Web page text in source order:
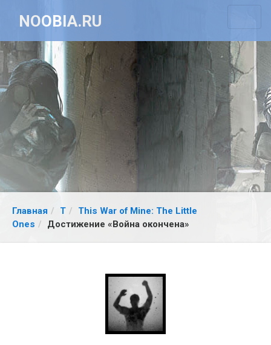
NOOBIA.RU
Главная T
This War of Mine: The Little
Ones
Достижение «Война окончена»